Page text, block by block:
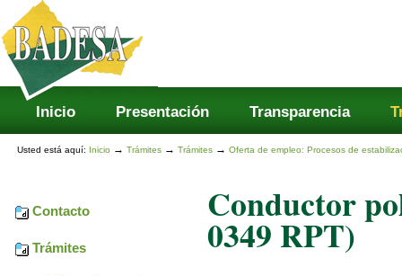
Cambiar
contenido.
Saltar
navegación
Secciones
Inicio Presentación Transparencia
Usted está aquí: Inicio →Trámites →Trámites →Oferta de empleo: Procesos de
Contacto
Trámites
Conductor
0349 RPT)